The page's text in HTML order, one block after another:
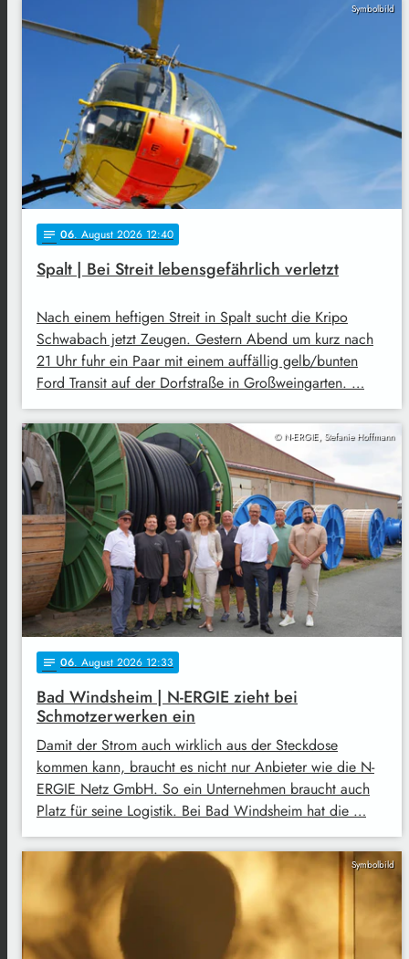
Symbolbild
notes 06. August 2026 12:40
Spalt | Bei Streit lebensgefährlich verletzt
Nach einem heftigen Streit in Spalt sucht die Kripo
Schwabach jetzt Zeugen. Gestern Abend um kurz nach
21 Uhr fuhr ein Paar mit einem auffällig gelb/bunten
Ford Transit auf der Dorfstraße in Großweingarten. …
© N-ERGIE, Stefanie Hoffmann
notes 06. August 2026 12:33
Bad Windsheim | N-ERGIE zieht bei
Schmotzerwerken ein
Damit der Strom auch wirklich aus der Steckdose
kommen kann, braucht es nicht nur Anbieter wie die N-
ERGIE Netz GmbH. So ein Unternehmen braucht auch
Platz für seine Logistik. Bei Bad Windsheim hat die …
Symbolbild